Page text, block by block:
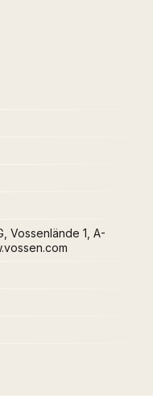
Vossenlände 1, A-